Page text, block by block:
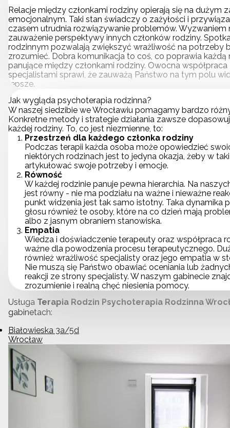
Relacje między członkami rodziny opierają się na dużym
emocjonalnym. Taki stan świadczy o zażyłości i
czasem utrudnia rozwiązywanie problemów. Wyzwaniem
zauważenie perspektywy innych członków rodziny.
rodzinnym pozwalają zwiększyć wrażliwość na potrzeby
zrozumieć. Dobra komunikacja to coś, co poprawia każdą
panujące między członkami rodziny. Owocna
specjalistami sprawi, że zauważą Państwo na tym polu
lepsze.
Jak wygląda psychoterapia rodzinna?
W naszej siedzibie we Wrocławiu pomagamy bardzo
Konkretne metody i strategie działania zawsze
każdej rodziny. To, co jest niezmienne, to:
Przestrzeń dla każdego członka rodziny
Podczas terapii każda osoba może opowiedzieć
niektórych rodzinach jest to jedyna okazja, żeby w
artykułować swoje potrzeby i emocje.
Równość
W każdej rodzinie panuje pewna hierarchia. Na
jest równy - nie ma podziału na ważne i nieważne
punkt widzenia jest tak samo istotny. Taka dynamika
głosu również te osoby, które na co dzień mają
albo z jasnym obraniem stanowiska.
Empatia
Wiedza i doświadczenie terapeuty oraz współpraca
ważne dla powodzenia procesu terapeutycznego.
również wrażliwość specjalisty oraz jego empatia w
Nie muszą się Państwo obawiać oceniania lub
reakcji ze strony specjalisty. W naszym gabinecie
zrozumienie i realną chęć niesienia pomocy.
Usługa Terapia Rodzin Psychoterapia Rodzinna
gabinetach:
Białowieska 3a/5d
Wrocław